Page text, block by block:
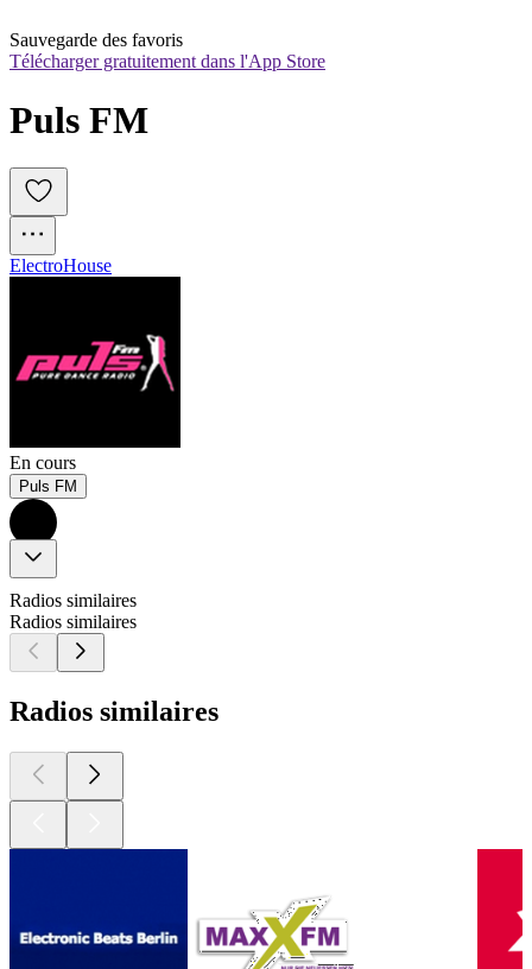
Sauvegarde des favoris
Télécharger gratuitement dans l'App Store
Puls FM
ElectroHouse
En cours
Puls FM
Radios similaires
Radios similaires
Radios similaires